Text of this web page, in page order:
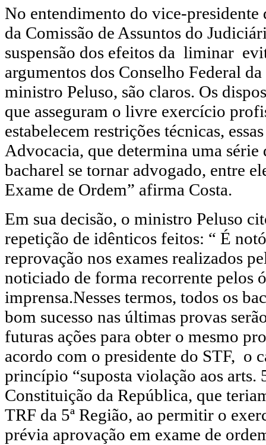
No entendimento do vice-presidente
da Comissão de Assuntos do
suspensão dos efeitos da liminar
argumentos dos Conselho Federal
ministro Peluso, são claros. Os
que asseguram o livre exercício
estabelecem restrições técnicas,
Advocacia, que determina uma série
bacharel se tornar advogado, entre
Exame de Ordem” afirma Costa.
Em sua decisão, o ministro Peluso
repetição de idênticos feitos: “ É
reprovação nos exames realizados
noticiado de forma recorrente pelos
imprensa.Nesses termos, todos os
bom sucesso nas últimas provas
futuras ações para obter o mesmo
acordo com o presidente do STF, o
princípio “suposta violação aos arts.
Constituição da República, que
TRF da 5ª Região, ao permitir o
prévia aprovação em exame de